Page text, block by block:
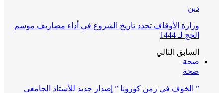
دين
وزارة الأوقاف تحدد تاريخ الشروع في أداء مصاريف موسم
الحج لـ 1444
السابق التالي
صحة
صحة
” الخوف في زمن كورونا ” إصدار جديد للأستاذ الجامعي